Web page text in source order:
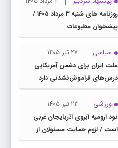
روزنامه های شنبه ۳ مرداد ۱۴۰۵ /
پیشخوان مطبوعات
سیاسی
۲۷ تیر ۱۴۰۵
ملت ایران برای دشمن آمریکایی
درس‌های فراموش‌نشدنی دارد
ورزشی
۲۳ تیر ۱۴۰۵
نود ارومیه آبروی آذربایجان غربی
است / لزوم حمایت مسئولان از
باشگاه نود